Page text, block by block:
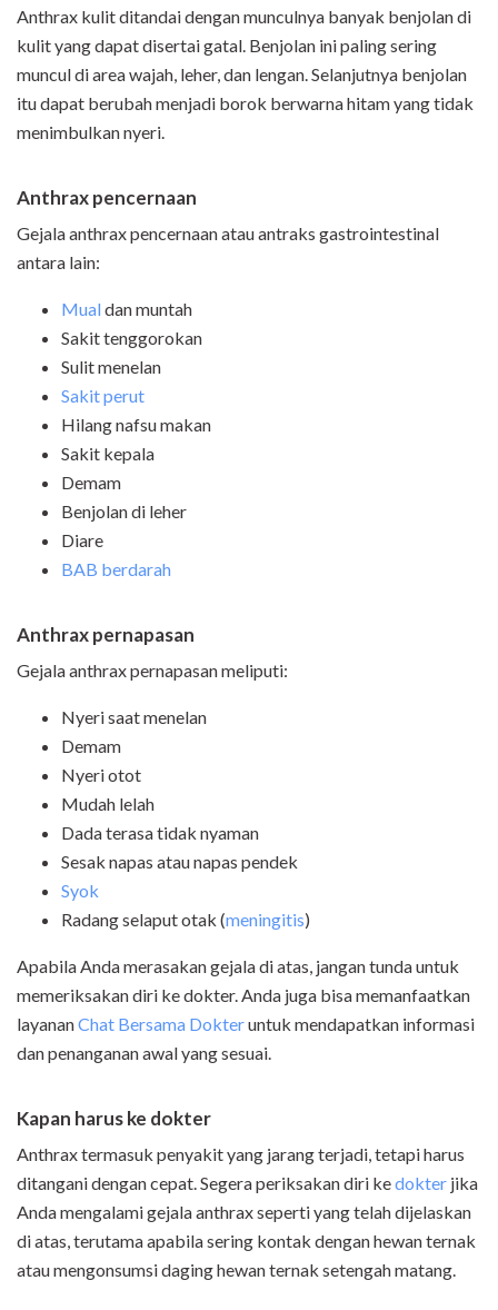
Anthrax kulit ditandai dengan munculnya banyak benjolan di
kulit yang dapat disertai gatal. Benjolan ini paling sering
muncul di area wajah, leher, dan lengan. Selanjutnya benjolan
itu dapat berubah menjadi borok berwarna hitam yang tidak
menimbulkan nyeri.
Anthrax pencernaan
Gejala anthrax pencernaan atau antraks gastrointestinal
antara lain:
Mualdan muntah
Sakit tenggorokan
Sulit menelan
Sakit perut
Hilang nafsu makan
Sakit kepala
Demam
Benjolan di leher
Diare
BAB berdarah
Anthrax pernapasan
Gejala anthrax pernapasan meliputi:
Nyeri saat menelan
Demam
Nyeri otot
Mudah lelah
Dada terasa tidak nyaman
Sesak napas atau napas pendek
Syok
Radang selaput otak (meningitis)
Apabila Anda merasakan gejala di atas, jangan tunda untuk
memeriksakan diri ke dokter. Anda juga bisa memanfaatkan
layananChat Bersama Dokteruntuk mendapatkan informasi
dan penanganan awal yang sesuai.
Kapan harus ke dokter
Anthrax termasuk penyakit yang jarang terjadi, tetapi harus
ditangani dengan cepat. Segera periksakan diri kedokter jika
Anda mengalami gejala anthrax seperti yang telah dijelaskan
di atas, terutama apabila sering kontak dengan hewan ternak
atau mengonsumsi daging hewan ternak setengah matang.